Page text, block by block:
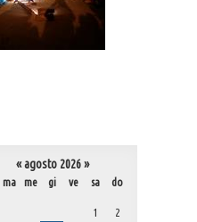
«agosto 2026»
ma me gi ve sa do
1
2